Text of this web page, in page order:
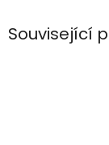
Související